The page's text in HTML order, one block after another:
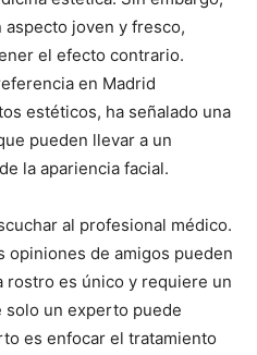
joven y fresco,
el efecto contrario.
en Madrid
estéticos, ha señalado una
pueden llevar a un
la apariencia facial.
al profesional médico.
opiniones de amigos pueden
rostro es único y requiere un
un experto puede
es enfocar el tratamiento